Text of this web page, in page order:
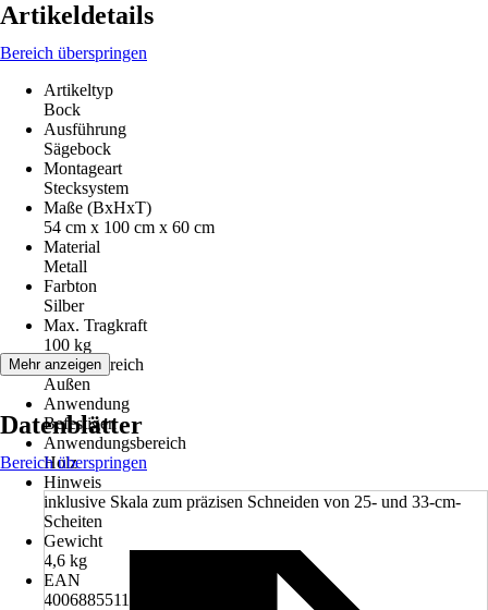
Artikeldetails
Bereich überspringen
Artikeltyp
Bock
Ausführung
Sägebock
Montageart
Stecksystem
Maße (BxHxT)
54 cm x 100 cm x 60 cm
Material
Metall
Farbton
Silber
Max. Tragkraft
100 kg
Einsatzbereich
Außen
Anwendung
Befestigen
Anwendungsbereich
Holz
Hinweis
inklusive Skala zum präzisen Schneiden von 25- und 33-cm-
Scheiten
Gewicht
4,6 kg
EAN
4006885511903
Mehr anzeigen
Datenblätter
Bereich überspringen